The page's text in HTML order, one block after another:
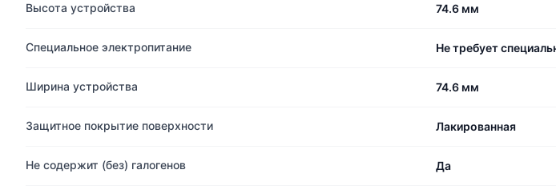
Высота устройства 74.6 мм
Cпециальное электропитание Не требует
Ширина устройства 74.6 мм
Защитное покрытие поверхности Лакированная
Не содержит (без) галогенов Да